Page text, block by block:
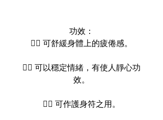
功效：
👉🏻 可舒緩身體上的疲倦感。
👉🏻 可以穩定情緒，有使人靜心功
效。
👉🏻 可作護身符之用。